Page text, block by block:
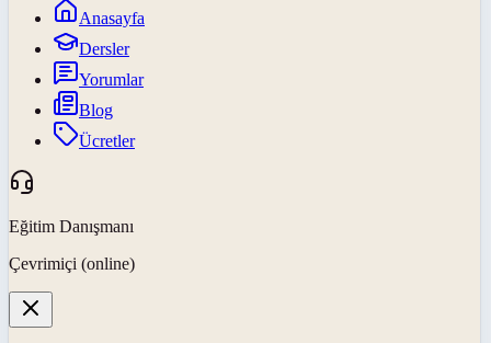
Anasayfa
Dersler
Yorumlar
Blog
Ücretler
Eğitim Danışmanı
Çevrimiçi (online)